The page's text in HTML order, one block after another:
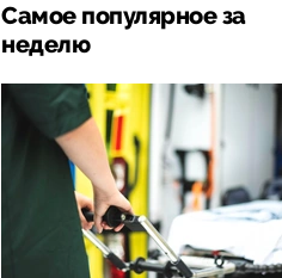
Самое популярное за
неделю